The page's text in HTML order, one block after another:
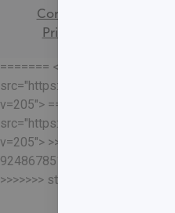
Consentimento
Privacidade
======= <<<<<<< HEAD
src="https://
v=205"> =======
src="https://
v=205"> >>>>>>>
>>>>>>> staging-merge